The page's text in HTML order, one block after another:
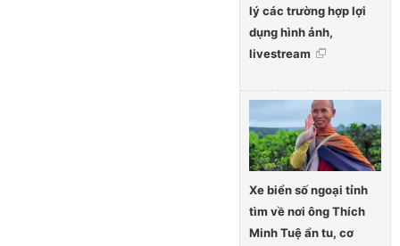
lý các trường hợp lợi
dụng hình ảnh,
livestream
Xe biển số ngoại tỉnh
tìm về nơi ông Thích
Minh Tuệ ẩn tu, cơ